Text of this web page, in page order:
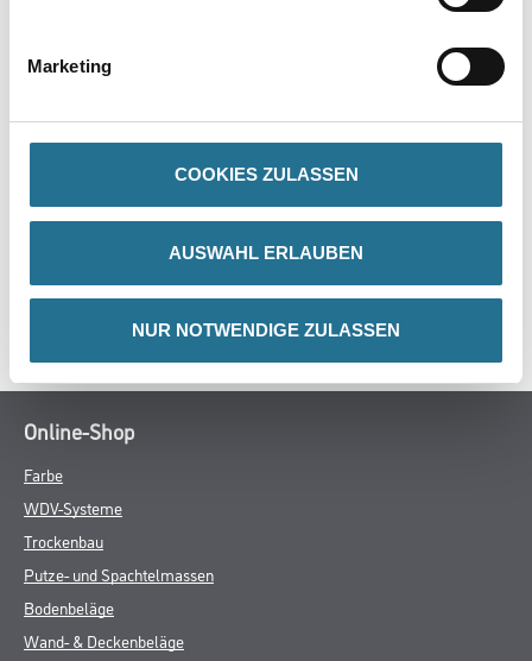
Marketing
COOKIES ZULASSEN
AUSWAHL ERLAUBEN
NUR NOTWENDIGE ZULASSEN
ZUSATZINFOS
GEFAHRENHINWEISE
SPEZIFIKATIONEN
Online-Shop
Farbe
WDV-Systeme
Trockenbau
Putze- und Spachtelmassen
Bodenbeläge
Wand- & Deckenbeläge